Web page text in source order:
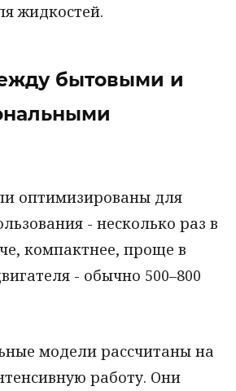
жидкостей.
бытовыми и
оптимизированы для
- несколько раз в
компактнее, проще в
- обычно 500–800
модели рассчитаны на
работу. Они